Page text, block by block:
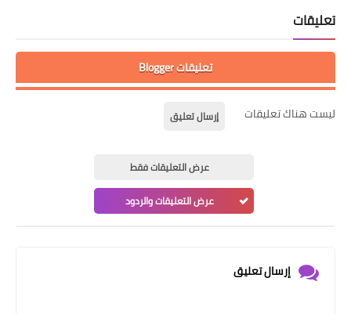
تعليقات
تعليقات Blogger
ليست هناك تعليقات إرسال تعليق
عرض التعليقات فقط
عرض التعليقات والردود
إرسال تعليق